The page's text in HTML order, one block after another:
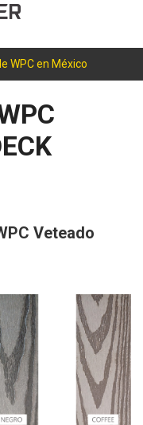
WPC en México
Veteado